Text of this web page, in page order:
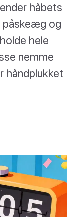
håbets
påskeæg og
hele
nemme
håndplukket